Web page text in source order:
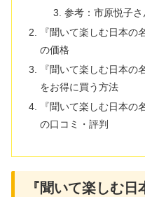
参考：市原悦子
『聞いて楽しむ日本の
の価格
『聞いて楽しむ日本の
をお得に買う方法
『聞いて楽しむ日本の
の口コミ・評判
『聞いて楽しむ